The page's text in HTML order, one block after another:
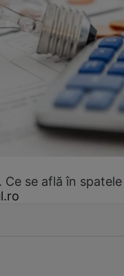
se află în spatele